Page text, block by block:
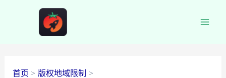
首页
版权地域限制